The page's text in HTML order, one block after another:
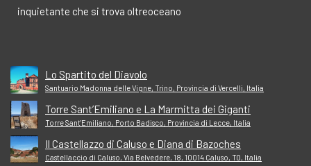
inquietante che si trova oltreoceano
Lo Spartito del Diavolo
Santuario Madonna delle Vigne, Trino, Provincia di Vercelli, Italia
Torre Sant’Emiliano e La Marmitta dei Giganti
Torre Sant'Emiliano, Porto Badisco, Provincia di Lecce, Italia
Il Castellazzo di Caluso e Diana di Bazoches
Castellaccio di Caluso, Via Belvedere, 18, 10014 Caluso, TO, Italia